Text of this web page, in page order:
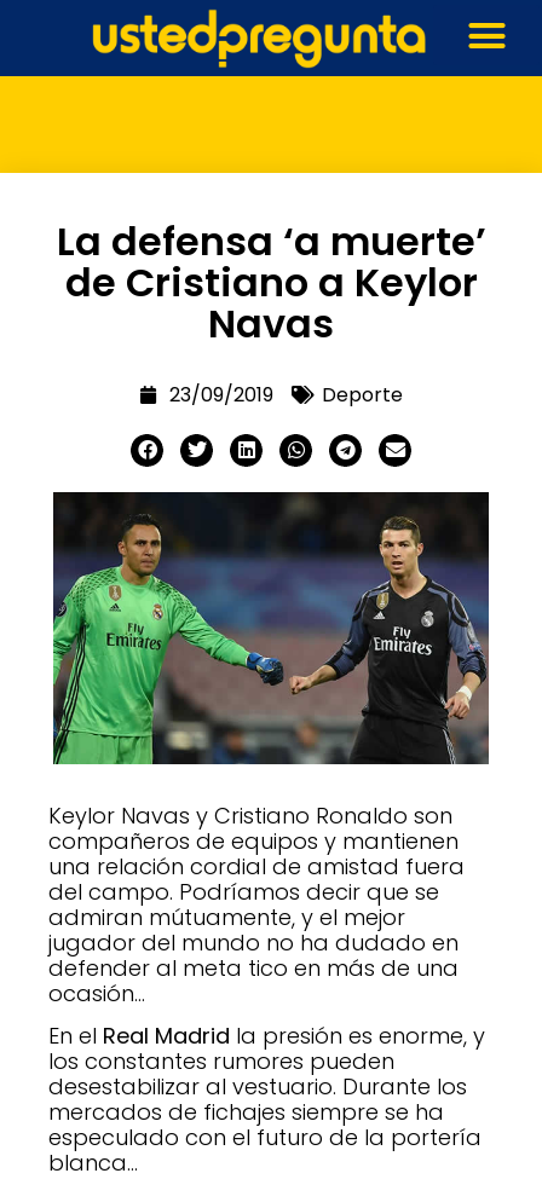
La defensa ‘a muerte’
de Cristiano a Keylor
Navas
23/09/2019 Deporte
Keylor Navas y Cristiano Ronaldo son
compañeros de equipos y mantienen
una relación cordial de amistad fuera
del campo. Podríamos decir que se
admiran mútuamente, y el mejor
jugador del mundo no ha dudado en
defender al meta tico en más de una
ocasión…
En el Real Madrid la presión es enorme, y
los constantes rumores pueden
desestabilizar al vestuario. Durante los
mercados de fichajes siempre se ha
especulado con el futuro de la portería
blanca…